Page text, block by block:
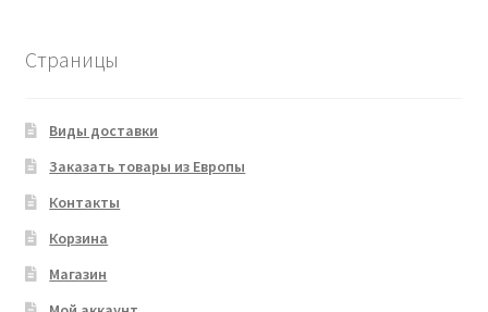
Страницы
Виды доставки
Заказать товары из Европы
Контакты
Корзина
Магазин